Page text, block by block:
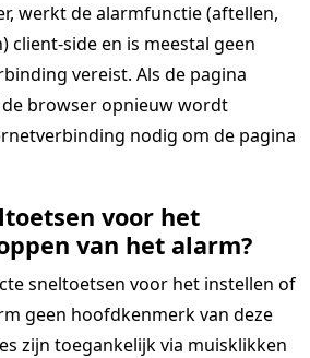
werkt de alarmfunctie (aftellen,
client-side en is meestal geen
vereist. Als de pagina
browser opnieuw wordt
nodig om de pagina
voor het
van het alarm?
sneltoetsen voor het instellen of
geen hoofdkenmerk van deze
zijn toegankelijk via muisklikken